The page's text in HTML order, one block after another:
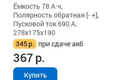
Ёмкость 78 А·ч,
Полярность обратная [- +],
Пусковой ток 690 А,
278x175x190
345р. при сдаче акб
367р.
Купить